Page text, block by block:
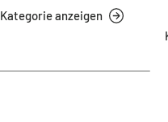
Kategorie anzeigen